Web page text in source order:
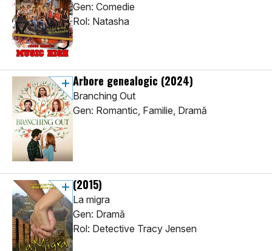
Gen: Comedie
Rol: Natasha
Arbore genealogic (2024)
Branching Out
Gen: Romantic, Familie, Dramă
(2015)
La migra
Gen: Dramă
Rol: Detective Tracy Jensen